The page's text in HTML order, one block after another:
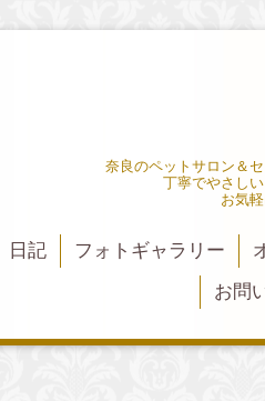
奈良のペットサロン＆
丁寧でやさし
お気
日記 フォトギャラリー
お問